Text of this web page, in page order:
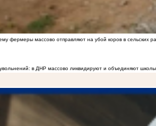
фермеры массово отправляют на убой коров в сельских
в ДНР массово ликвидируют и объединяют